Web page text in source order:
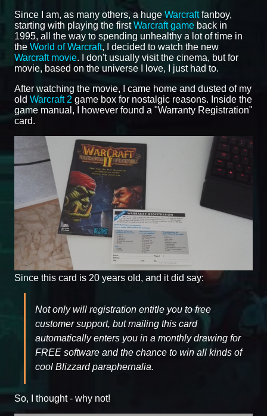
Since I am, as many others, a huge Warcraftfanboy,
starting with playing the firstWarcraft game back in
1995, all the way to spending unhealthy a lot of time in
the World of Warcraft, I decided to watch the new
Warcraft movie. I don't usually visit the cinema, but for
movie, based on the universe I love, I just had to.
After watching the movie, I came home and dusted of my
old Warcraft 2 game box for nostalgic reasons. Inside the
game manual, I however found a "Warranty Registration"
card.
Since this card is 20 years old, and it did say:
Not only will registration entitle you to free
customer support, but mailing this card
automatically enters you in a monthly drawing for
FREE software and the chance to win all kinds of
cool Blizzard paraphernalia.
So, I thought - why not!